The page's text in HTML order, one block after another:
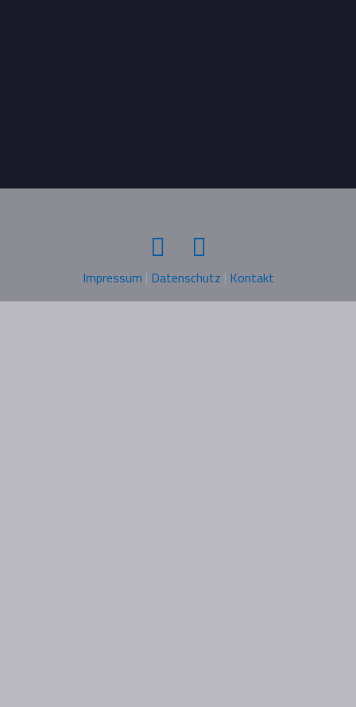
Impressum | Datenschutz | Kontakt